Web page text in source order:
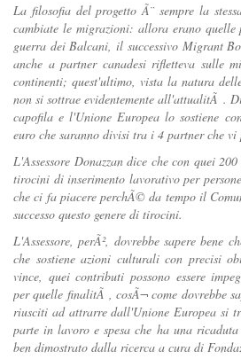
La filosofia del progetto Ã¨ sempre la
cambiate le migrazioni: allora erano quelle
guerra dei Balcani, il successivo Migrant
anche a partner canadesi rifletteva sulle
continenti; quest'ultimo, vista la natura
non si sottrae evidentemente all'attualitÃ .
capofila e l'Unione Europea lo sostiene
euro che saranno divisi tra i 4 partner che vi
L'Assessore Donazzan dice che con quei
tirocini di inserimento lavorativo per
che ci fa piacere perchÃ© da tempo il
successo questo genere di tirocini.
L'Assessore, perÃ², dovrebbe sapere bene
che sostiene azioni culturali con precisi
vince, quei contributi possono essere
per quelle finalitÃ , cosÃ¬ come dovrebbe
riusciti ad attrarre dall'Unione Europea si
parte in lavoro e spesa che ha una
ben dimostrato dalla ricerca a cura di